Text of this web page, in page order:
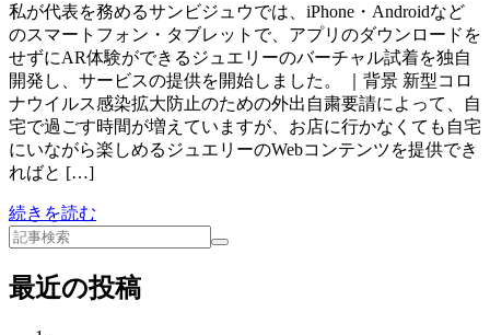
私が代表を務めるサンビジュウでは、iPhone・Androidなど
のスマートフォン・タブレットで、アプリのダウンロードを
せずにAR体験ができるジュエリーのバーチャル試着を独自
開発し、サービスの提供を開始しました。 ｜背景 新型コロ
ナウイルス感染拡大防止のための外出自粛要請によって、自
宅で過ごす時間が増えていますが、お店に行かなくても自宅
にいながら楽しめるジュエリーのWebコンテンツを提供でき
ればと […]
続きを読む
最近の投稿